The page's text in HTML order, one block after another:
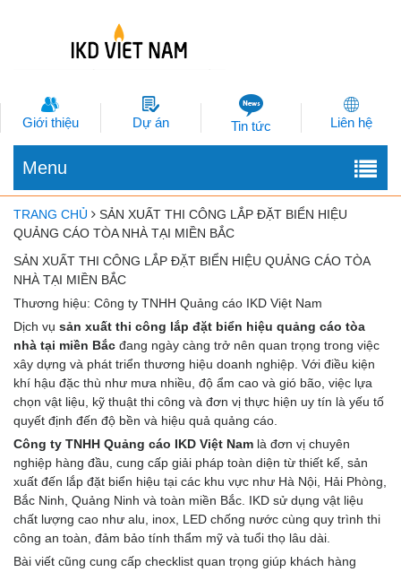
Giới thiệu Dự án Tin tức Liên hệ
Menu
TRANG CHỦ
SẢN XUẤT THI CÔNG LẮP ĐẶT BIỂN HIỆU
QUẢNG CÁO TÒA NHÀ TẠI MIỀN BẮC
SẢN XUẤT THI CÔNG LẮP ĐẶT BIỂN HIỆU QUẢNG CÁO TÒA
NHÀ TẠI MIỀN BẮC
Thương hiệu: Công ty TNHH Quảng cáo IKD Việt Nam
Dịch vụ sản xuất thi công lắp đặt biển hiệu quảng cáo tòa
nhà tại miền Bắc đang ngày càng trở nên quan trọng trong việc
xây dựng và phát triển thương hiệu doanh nghiệp. Với điều kiện
khí hậu đặc thù như mưa nhiều, độ ẩm cao và gió bão, việc lựa
chọn vật liệu, kỹ thuật thi công và đơn vị thực hiện uy tín là yếu tố
quyết định đến độ bền và hiệu quả quảng cáo.
Công ty TNHH Quảng cáo IKD Việt Nam là đơn vị chuyên
nghiệp hàng đầu, cung cấp giải pháp toàn diện từ thiết kế, sản
xuất đến lắp đặt biển hiệu tại các khu vực như Hà Nội, Hải Phòng,
Bắc Ninh, Quảng Ninh và toàn miền Bắc. IKD sử dụng vật liệu
chất lượng cao như alu, inox, LED chống nước cùng quy trình thi
công an toàn, đảm bảo tính thẩm mỹ và tuổi thọ lâu dài.
Bài viết cũng cung cấp checklist quan trọng giúp khách hàng